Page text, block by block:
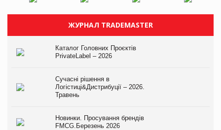
ЖУРНАЛ TRADEMASTER
Каталог Головних Проєктів
PrivateLabel – 2026
Сучасні рішення в
Логістиці&Дистрибуції – 2026.
Травень
Новинки. Просування брендів
FMCG.Березень 2026